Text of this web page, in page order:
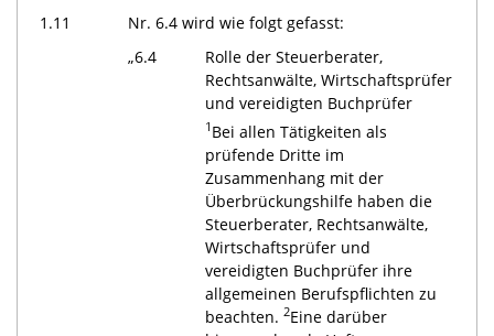
1.11
Nr. 6.4 wird wie folgt gefasst:
„6.4
Rolle der Steuerberater,
Rechtsanwälte, Wirtschaftsprüfer
und vereidigten Buchprüfer
1 Bei allen Tätigkeiten als
prüfende Dritte im
Zusammenhang mit der
Überbrückungshilfe haben die
Steuerberater, Rechtsanwälte,
Wirtschaftsprüfer und
vereidigten Buchprüfer ihre
allgemeinen Berufspflichten zu
beachten. 2Eine darüber